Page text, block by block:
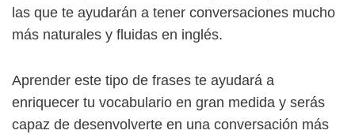
las que te ayudarán a tener conversaciones mucho
más naturales y fluidas en inglés.
Aprender este tipo de frases te ayudará a
enriquecer tu vocabulario en gran medida y serás
capaz de desenvolverte en una conversación más